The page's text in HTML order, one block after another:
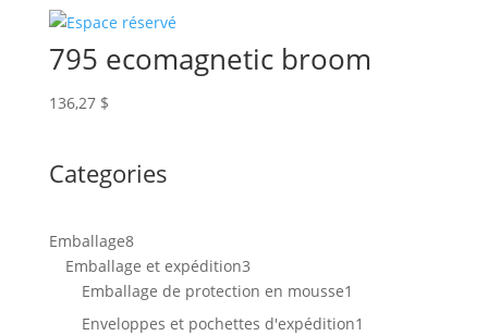
795 ecomagnetic broom
136,27 $
Categories
Emballage88
produits
Emballage et expédition33
produits
Emballage de protection en mousse1
produit
Enveloppes et pochettes d'expédition1